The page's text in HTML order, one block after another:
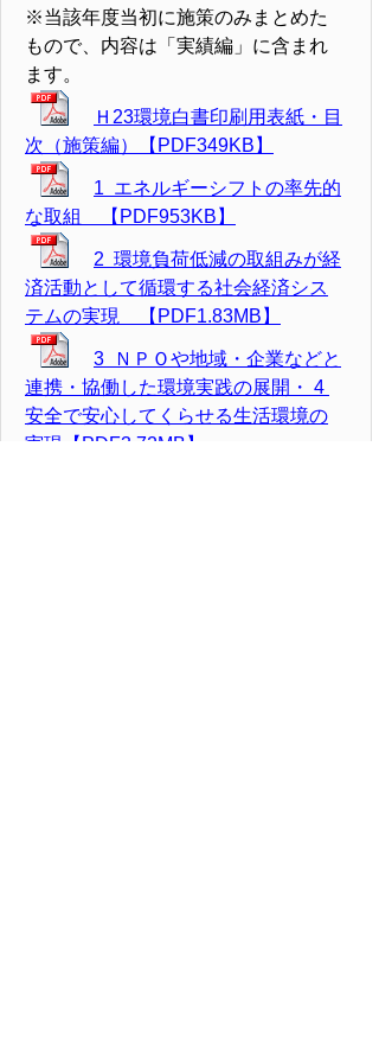
※当該年度当初に施策のみまとめた
もので、内容は「実績編」に含まれ
ます。
Ｈ23環境白書印刷用表紙・目
次（施策編）【PDF349KB】
1 エネルギーシフトの率先的
な取組 【PDF953KB】
2 環境負荷低減の取組みが経
済活動として循環する社会経済シス
テムの実現 【PDF1.83MB】
3 ＮＰＯや地域・企業などと
連携・協働した環境実践の展開・ 4
安全で安心してくらせる生活環境の
実現【PDF3.72MB】